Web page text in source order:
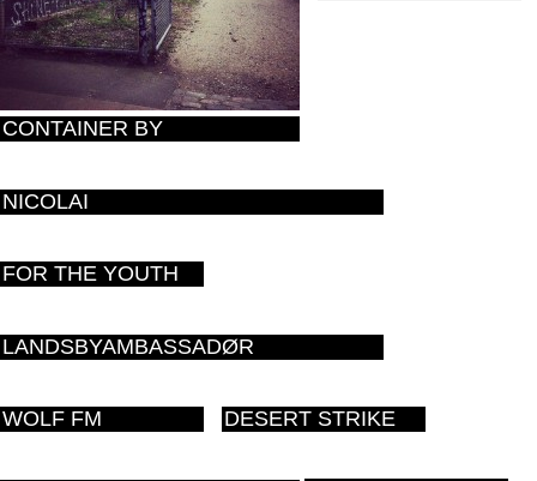
CONTAINER BY
NICOLAI
FOR THE YOUTH
LANDSBYAMBASSADØR
WOLF FM DESERT STRIKE